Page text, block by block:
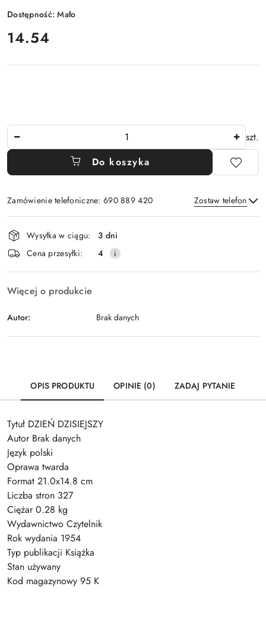
Dostępność:Mało
cena:
14.54
szt.
Do koszyka
Zamówienie telefoniczne: 690 889 420 Zostaw telefon
Wyślij
Dostępność
i
dostawa
Wysyłka w ciągu:
3 dni
Cena przesyłki:
4
Więcej o produkcie
Autor: Brak danych
OPIS PRODUKTU OPINIE (0) ZADAJ PYTANIE
Tytuł DZIEŃ DZISIEJSZY
Autor Brak danych
Język polski
Oprawa twarda
Format 21.0x14.8 cm
Liczba stron 327
Ciężar 0.28 kg
Wydawnictwo Czytelnik
Rok wydania 1954
Typ publikacji Książka
Stan używany
Kod magazynowy 95 K